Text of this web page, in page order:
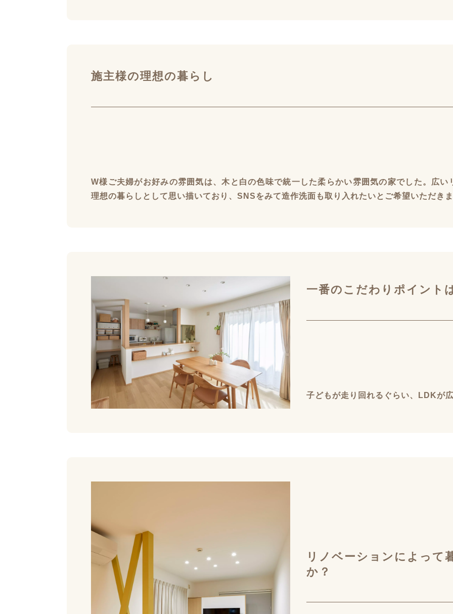
施主様の理想の暮らし
W様ご夫婦がお好みの雰囲気は、木と白の色味で統一した柔らかい雰囲気の家でした。広い
理想の暮らしとして思い描いており、SNSをみて造作洗面も取り入れたいとご希望いただきま
一番のこだわりポイント
子どもが走り回れるぐらい、LDKが
リノベーションによって
か？